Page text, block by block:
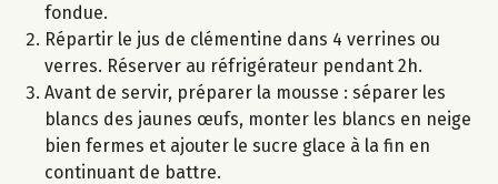
fondue.
Répartir le jus de clémentine dans 4 verrines ou
verres. Réserver au réfrigérateur pendant 2h.
Avant de servir, préparer la mousse : séparer les
blancs des jaunes œufs, monter les blancs en neige
bien fermes et ajouter le sucre glace à la fin en
continuant de battre.